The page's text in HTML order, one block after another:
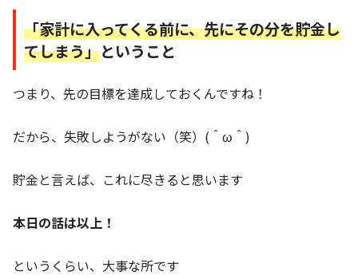
「家計に入ってくる前に、先にその分を貯金し
てしまう」ということ
つまり、先の目標を達成しておくんですね！
だから、失敗しようがない（笑）(＾ω＾)
貯金と言えば、これに尽きると思います
本日の話は以上！
というくらい、大事な所です